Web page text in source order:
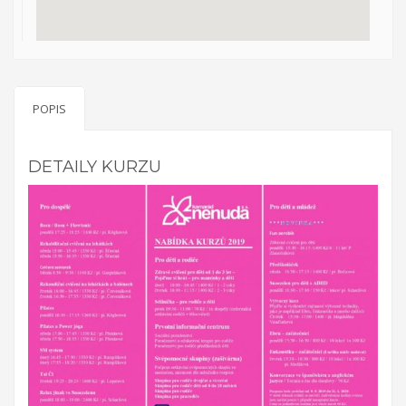
rozhodovací pravomocí. Účastníci se sejdou v třikrát během
Projekt Everybody is unique se zaměřuje na rozpoznání
osobnosti mládeže, diagnostiky a poté jejich vlastní motivaci k
rozvoji. Reaguje na nárůst počtu nezaměstnaných mladých lidí,
kteří neví, co chtějí - jaká oblast je zajímá, co umí apod. V rámci
projektu je realizován školící kurz pro pracovníky s mládeží z
partnerských zemí: Řecko, Kypr, Itálie, Litva a hostitelská země
ČR. Kurz proběhne v listopadu 2016 ve Zlíně v ČR, v organizaci
RC Kamarád-Nenuda. Pracovníci se budou rozvíjet v oblastech:
psychologie osobnosti, interkulturní sdílení, Snoezelen v praxi,
koučing, motivace a aktivizace, individuální rozvoj jedince.
Výstupem projektu je metodika.
POPIS
DETAILY KURZU